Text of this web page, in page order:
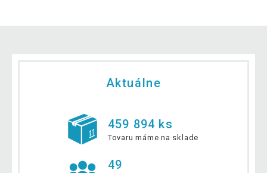
Aktuálne
459 894 ks
Tovaru máme na sklade
49